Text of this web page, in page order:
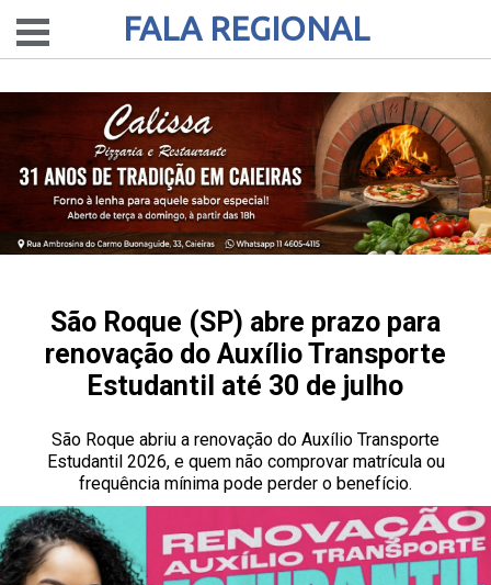
FALA REGIONAL
São Roque (SP) abre prazo para
renovação do Auxílio Transporte
Estudantil até 30 de julho
São Roque abriu a renovação do Auxílio Transporte
Estudantil 2026, e quem não comprovar matrícula ou
frequência mínima pode perder o benefício.